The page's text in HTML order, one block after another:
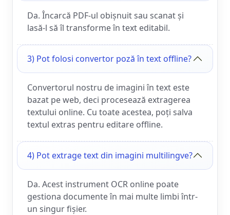
Da. Încarcă PDF-ul obișnuit sau scanat și
lasă-l să îl transforme în text editabil.
3) Pot folosi convertor poză în text offline?
Convertorul nostru de imagini în text este
bazat pe web, deci procesează extragerea
textului online. Cu toate acestea, poți salva
textul extras pentru editare offline.
4) Pot extrage text din imagini multilingve?
Da. Acest instrument OCR online poate
gestiona documente în mai multe limbi într-
un singur fișier.